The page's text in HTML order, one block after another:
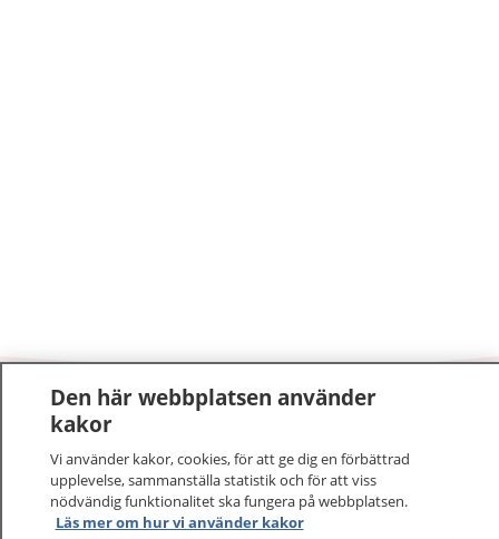
1177–tryggt om din hälsa och vård
På 1177.se får du råd om hälsa och information om
sjukdomar och vilka mottagningar du kan kontakta.
Logga in för att läsa din journal och göra dina
Den här webbplatsen använder
kakor
Vi använder kakor, cookies, för att ge dig en förbättrad
upplevelse, sammanställa statistik och för att viss
nödvändig funktionalitet ska fungera på webbplatsen.
Läs mer om hur vi använder kakor